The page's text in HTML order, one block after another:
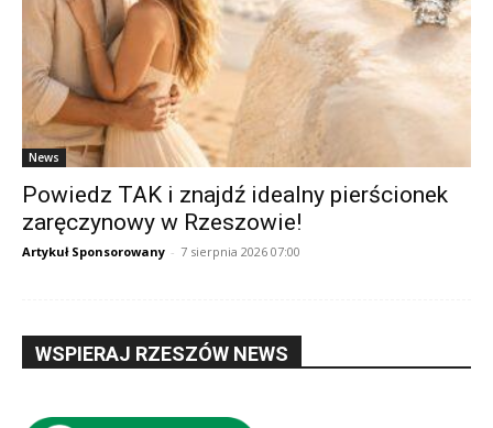
News
Powiedz TAK i znajdź idealny pierścionek
zaręczynowy w Rzeszowie!
Artykuł Sponsorowany - 7 sierpnia 2026 07:00
WSPIERAJ RZESZÓW NEWS